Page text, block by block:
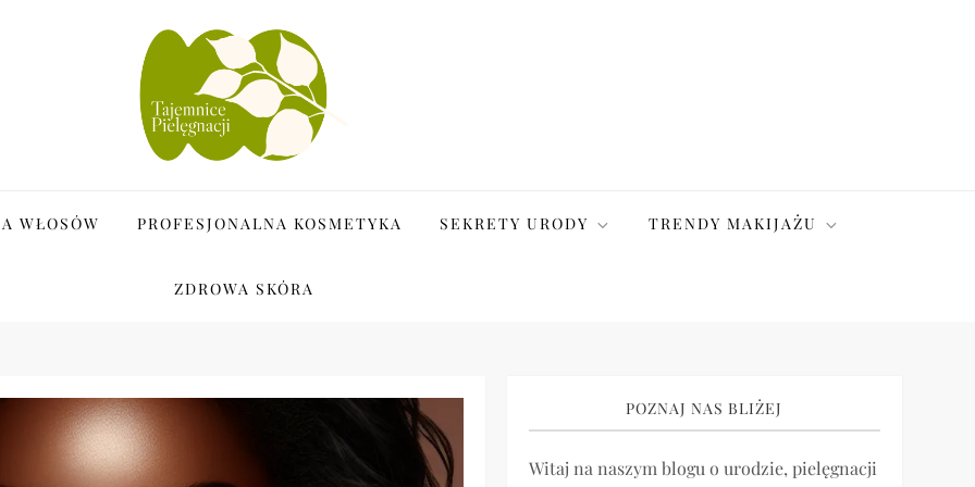
WŁOSÓW PROFESJONALNA KOSMETYKA SEKRETY URODY TRENDY MAKIJAŻU
ZDROWA SKÓRA
POZNAJ NAS BLIŻEJ
Witaj na naszym blogu o urodzie, pielęgnacji